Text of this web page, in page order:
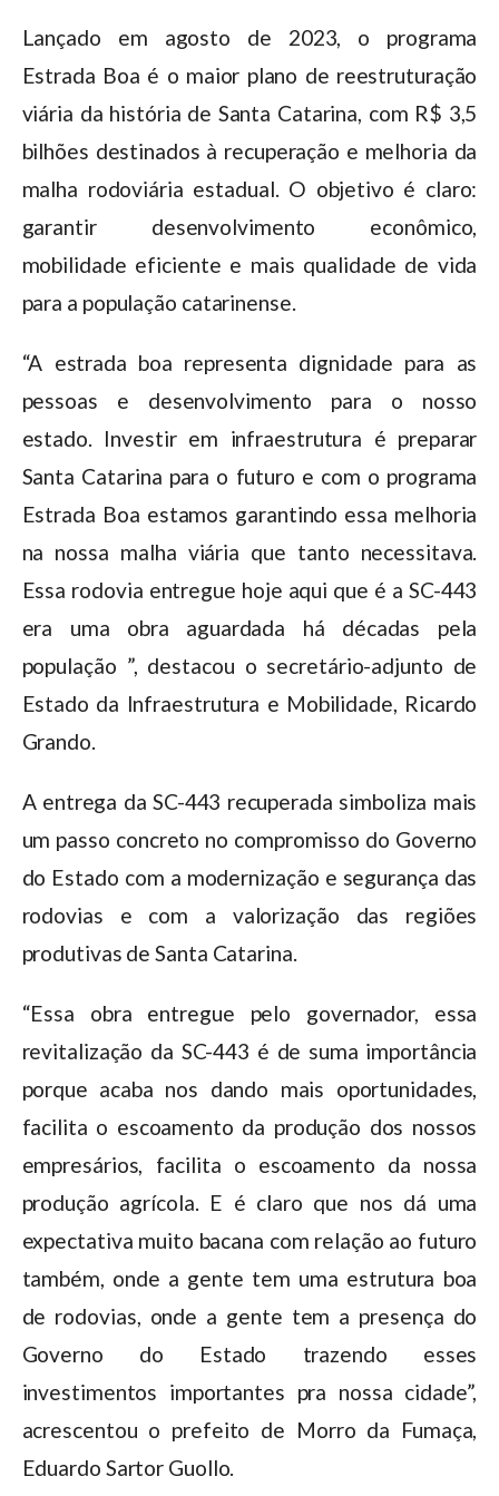
Lançado em agosto de 2023, o programa
Estrada Boa é o maior plano de reestruturação
viária da história de Santa Catarina, com R$ 3,5
bilhões destinados à recuperação e melhoria da
malha rodoviária estadual. O objetivo é claro:
garantir desenvolvimento econômico,
mobilidade eficiente e mais qualidade de vida
para a população catarinense.
“A estrada boa representa dignidade para as
pessoas e desenvolvimento para o nosso
estado. Investir em infraestrutura é preparar
Santa Catarina para o futuro e com o programa
Estrada Boa estamos garantindo essa melhoria
na nossa malha viária que tanto necessitava.
Essa rodovia entregue hoje aqui que é a SC-443
era uma obra aguardada há décadas pela
população ”, destacou o secretário-adjunto de
Estado da Infraestrutura e Mobilidade, Ricardo
Grando.
A entrega da SC-443 recuperada simboliza mais
um passo concreto no compromisso do Governo
do Estado com a modernização e segurança das
rodovias e com a valorização das regiões
produtivas de Santa Catarina.
“Essa obra entregue pelo governador, essa
revitalização da SC-443 é de suma importância
porque acaba nos dando mais oportunidades,
facilita o escoamento da produção dos nossos
empresários, facilita o escoamento da nossa
produção agrícola. E é claro que nos dá uma
expectativa muito bacana com relação ao futuro
também, onde a gente tem uma estrutura boa
de rodovias, onde a gente tem a presença do
Governo do Estado trazendo esses
investimentos importantes pra nossa cidade”,
acrescentou o prefeito de Morro da Fumaça,
Eduardo Sartor Guollo.